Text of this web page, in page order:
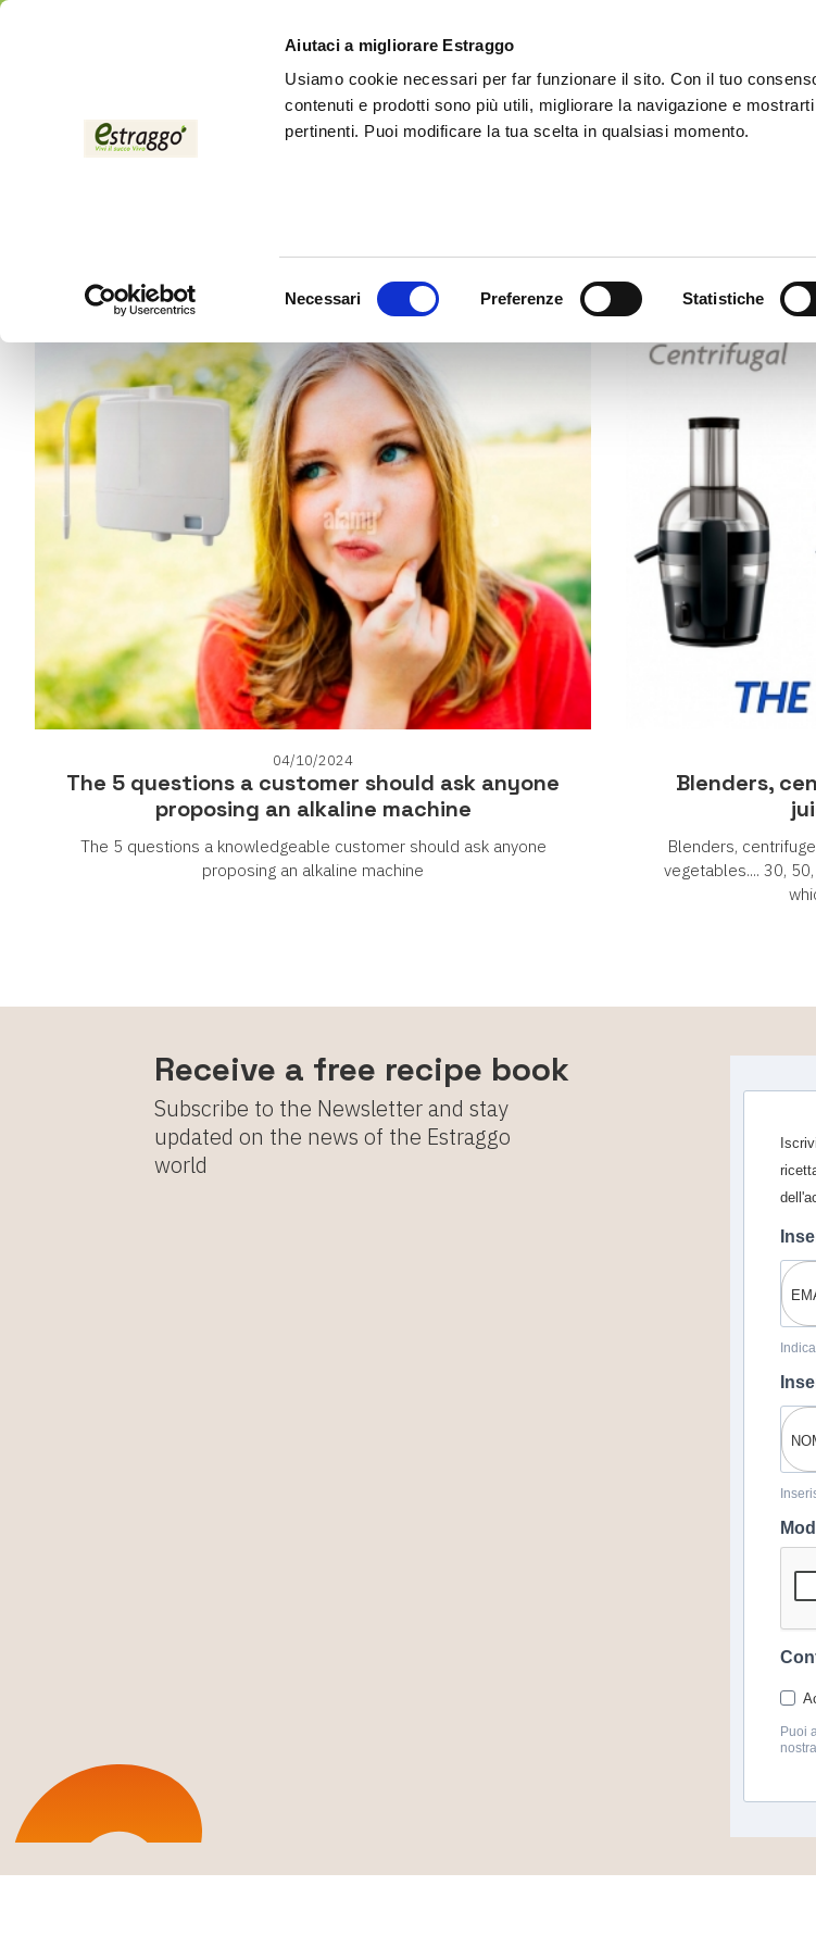
Aiutaci a migliorare Estraggo
Usiamo cookie necessari per far funzionare il sito. Con il tuo
contenuti e prodotti sono più utili, migliorare la navigazione e
pertinenti. Puoi modificare la tua scelta in qualsiasi momento.
Necessari Preferenze Statistiche
LifeEnergy Products
The 5 questions a customer should ask anyone
proposing an alkaline machine
04/10/2024
The 5 questions a knowledgeable customer should ask anyone
proposing an alkaline machine
Blenders,
Blenders,
vegetables.... 30,
Receive a free recipe book
Subscribe to the Newsletter and stay
updated on the news of the Estraggo
world
Puoi